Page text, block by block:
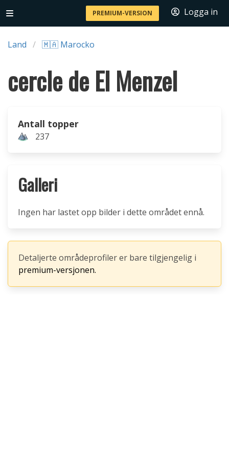
PREMIUM-VERSION Logga in
Land 🇲🇦 Marocko
cercle de El Menzel
Antall topper
237
Galleri
Ingen har lastet opp bilder i dette området ennå.
Detaljerte områdeprofiler er bare tilgjengelig i
premium-versjonen.